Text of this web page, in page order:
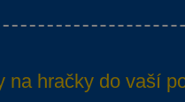
na hračky do vaší